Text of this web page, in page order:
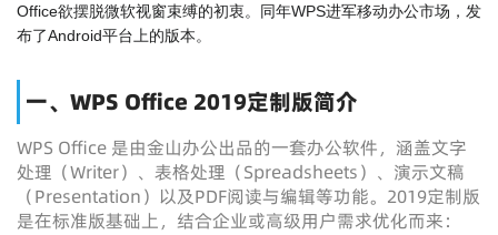
Office欲摆脱微软视窗束缚的初衷。同年WPS进军移动办公市场，发
布了Android平台上的版本。
一、WPS Office 2019定制版简介
WPS Office 是由金山办公出品的一套办公软件，涵盖文字
处理（Writer）、表格处理（Spreadsheets）、演示文稿
（Presentation）以及PDF阅读与编辑等功能。2019定制版
是在标准版基础上，结合企业或高级用户需求优化而来：